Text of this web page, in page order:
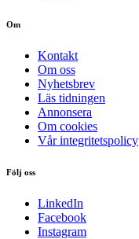
Om
Kontakt
Om oss
Nyhetsbrev
Läs tidningen
Annonsera
Om cookies
Vår integritetspolicy
Följ oss
LinkedIn
Facebook
Instagram